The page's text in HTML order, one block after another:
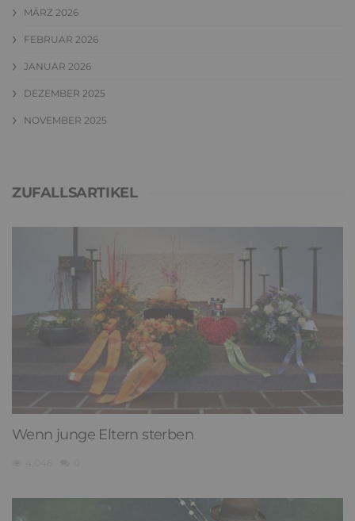
MÄRZ 2026
FEBRUAR 2026
JANUAR 2026
DEZEMBER 2025
NOVEMBER 2025
ZUFALLSARTIKEL
Wenn junge Eltern sterben